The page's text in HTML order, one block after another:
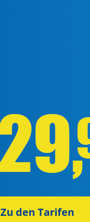
Zu den Tarifen